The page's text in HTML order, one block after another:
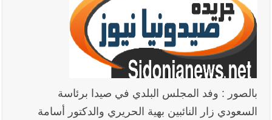
بالصور : وفد المجلس البلدي في صيدا برئاسة
السعودي زار النائبين بهية الحريري والدكتور أسامة